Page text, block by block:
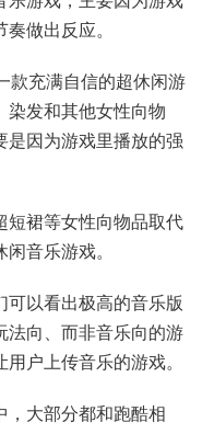
做出反应。
款充满自信的超休闲游
染发和其他女性向物
是因为游戏里播放的强
短裙等女性向物品取代
音乐游戏。
可以看出极高的音乐版
法向、而非音乐向的游
户上传音乐的游戏。
，大部分都和跑酷相